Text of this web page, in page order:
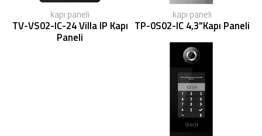
kapı paneli
TV-VS02-IC-24 Villa IP Kapı
Paneli
kapı paneli
TP-0S02-IC 4,3"Kapı Paneli